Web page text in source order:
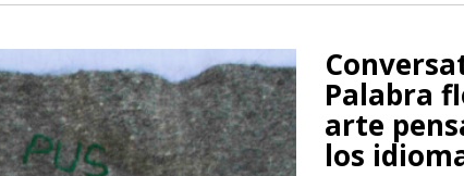
Palabra
arte
los